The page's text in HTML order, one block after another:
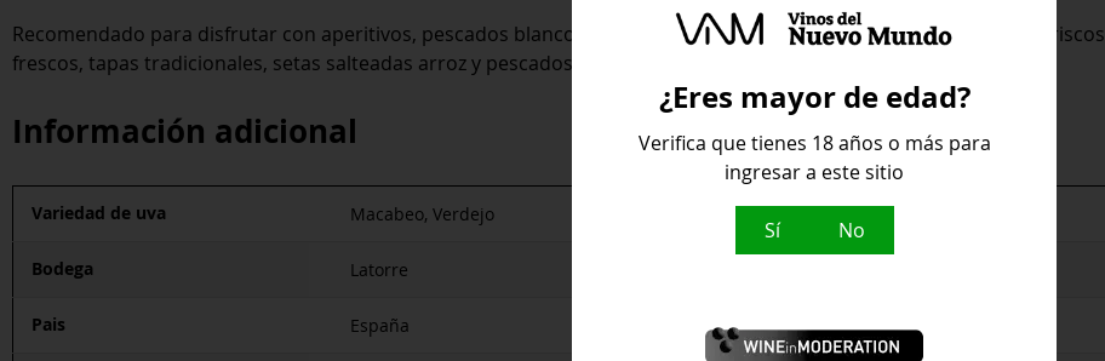
Recomendado para disfrutar con aperitivos, pescados blancos. Su perfil gastronómico combina muy bien con mariscos
frescos, tapas tradicionales, setas salteadas arroz y pescados al horno.
Información adicional
Variedad de uva Macabeo, Verdejo
Bodega Latorre
Pais España
¿Eres mayor de edad?
Verifica que tienes 18 años o más para
ingresar a este sitio
Sí No